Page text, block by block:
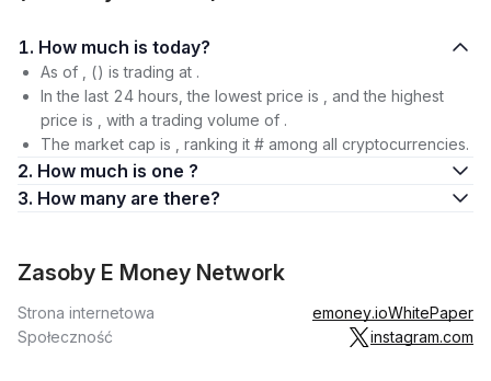
1. How much is today?
As of , () is trading at .
In the last 24 hours, the lowest price is , and the highest
price is , with a trading volume of .
The market cap is , ranking it # among all cryptocurrencies.
2. How much is one ?
3. How many are there?
Zasoby E Money Network
Strona internetowa emoney.ioWhitePaper
Społeczność
instagram.com